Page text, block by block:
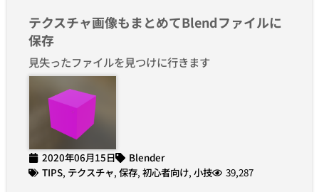
テクスチャ画像もまとめてBlendファイルに
保存
見失ったファイルを見つけに行きます
2020年06月15日
Blender
TIPS, テクスチャ, 保存, 初心者向け, 小技 39,287